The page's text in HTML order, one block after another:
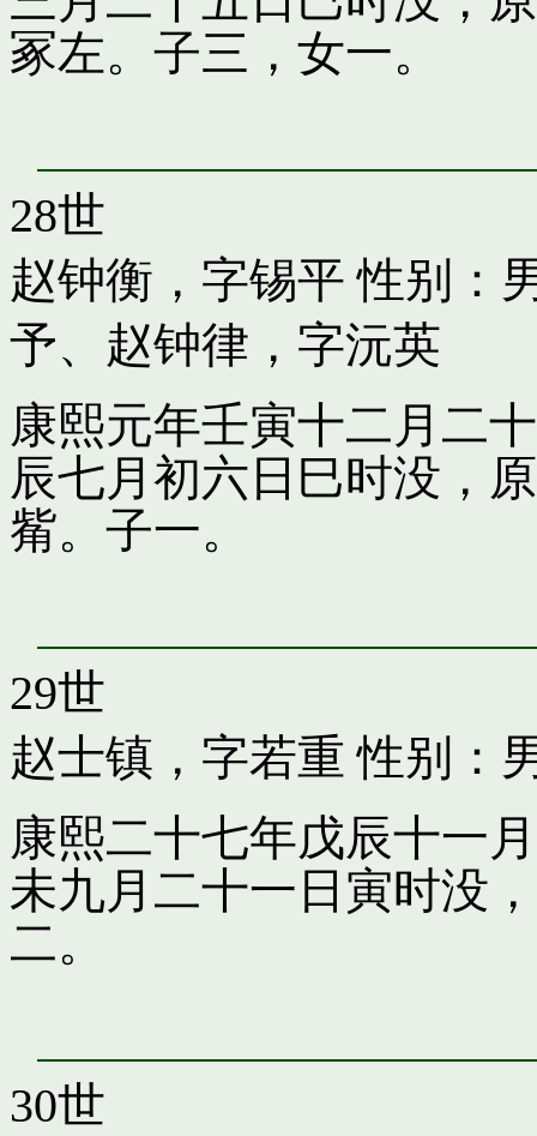
冢左。子三，女一。
28世
赵钟衡，字锡平 性别：
予、 赵钟律，字沅英
康熙元年壬寅十二月二
辰七月初六日巳时没，
觜。子一。
29世
赵士镇，字若重 性别：
康熙二十七年戊辰十一
未九月二十一日寅时没
二。
30世